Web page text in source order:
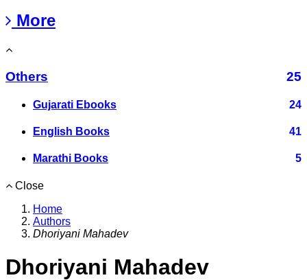
More
Others 25
Gujarati Ebooks 24
English Books 41
Marathi Books 5
Close
Home
Authors
Dhoriyani Mahadev
Dhoriyani Mahadev